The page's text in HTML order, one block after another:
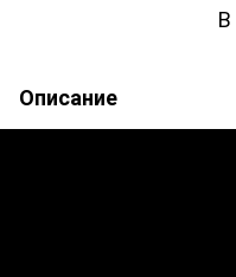
Описание